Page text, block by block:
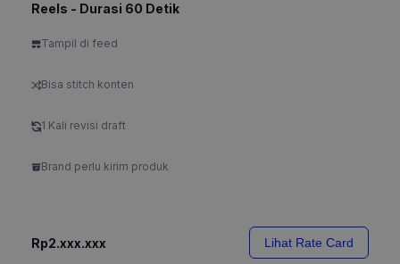
Reels - Durasi 60 Detik
Tampil di feed
Bisa stitch konten
1 Kali revisi draft
Brand perlu kirim produk
Rp2.xxx.xxx Lihat Rate Card